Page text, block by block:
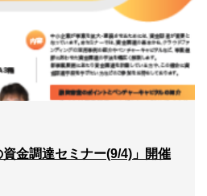
資金調達セミナー(9/4)」開催